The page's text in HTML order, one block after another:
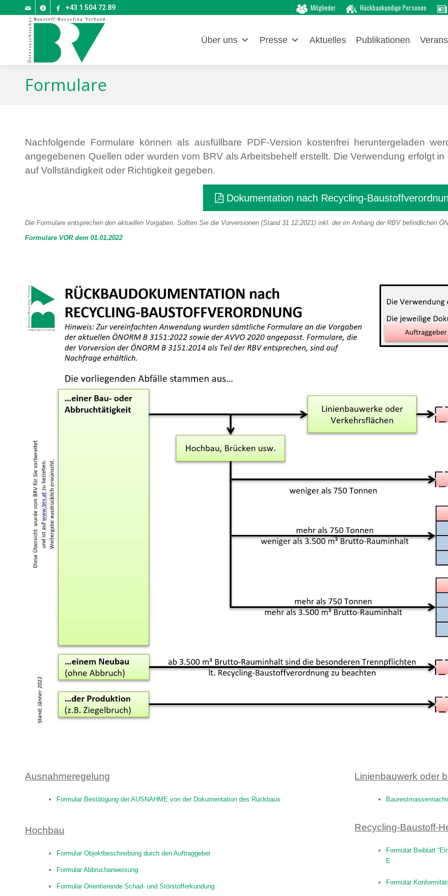
Mitglieder Rückbaukundige Personen
+43 1 504 72 89
Über uns Presse Aktuelles Publikationen
Formulare
Nachfolgende Formulare können als ausfüllbare PDF-Version kostenfrei heruntergeladen
angegebenen Quellen oder wurden vom BRV als Arbeitsbehelf erstellt. Die Verwendung erfolgt
auf Vollständigkeit oder Richtigkeit gegeben.
Dokumentation nach Recycling-
Die Formulare entsprechen den aktuellen Vorgaben. Sollten Sie die Vorversionen (Stand 31.12.2021) inkl. der im Anhang der RBV befindlichen
Formulare VOR dem 01.01.2022
Ausnahmeregelung
Formular Bestätigung der AUSNAHME von der Dokumentation des Rückbaus
Hochbau
Formular Objektbeschreibung durch den Auftraggeber
Formular Abbruchanweisung
Formular Orientierende Schad- und Störstofferkundung
Linienbauwerk oder
Recycling-Baustoff-
Formular Beiblatt
E
Formular